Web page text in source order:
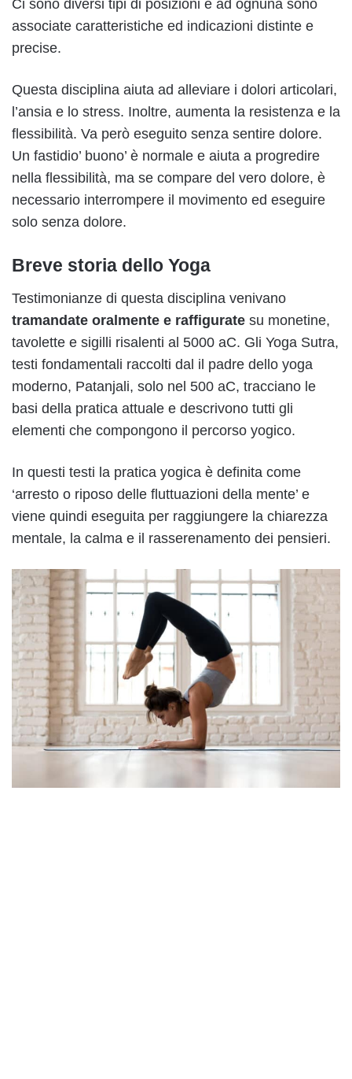
Ci sono diversi tipi di posizioni e ad ognuna sono
associate caratteristiche ed indicazioni distinte e
precise.
Questa disciplina aiuta ad alleviare i dolori articolari,
l’ansia e lo stress. Inoltre, aumenta la resistenza e la
flessibilità. Va però eseguito senza sentire dolore.
Un fastidio’ buono’ è normale e aiuta a progredire
nella flessibilità, ma se compare del vero dolore, è
necessario interrompere il movimento ed eseguire
solo senza dolore.
Breve storia dello Yoga
Testimonianze di questa disciplina venivano
tramandate oralmente e raffigurate su monetine,
tavolette e sigilli risalenti al 5000 aC. Gli Yoga Sutra,
testi fondamentali raccolti dal il padre dello yoga
moderno, Patanjali, solo nel 500 aC, tracciano le
basi della pratica attuale e descrivono tutti gli
elementi che compongono il percorso yogico.
In questi testi la pratica yogica è definita come
‘arresto o riposo delle fluttuazioni della mente’ e
viene quindi eseguita per raggiungere la chiarezza
mentale, la calma e il rasserenamento dei pensieri.